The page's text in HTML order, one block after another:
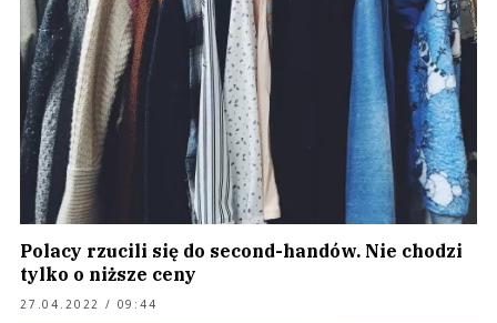
Polacy rzucili się do second-handów. Nie chodzi
tylko o niższe ceny
27.04.2022 / 09:44